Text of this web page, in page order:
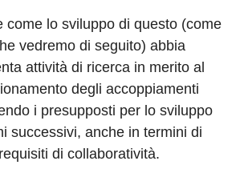
come lo sviluppo di questo (come
vedremo di seguito) abbia
attività di ricerca in merito al
degli accoppiamenti
i presupposti per lo sviluppo
successivi, anche in termini di
di collaboratività.